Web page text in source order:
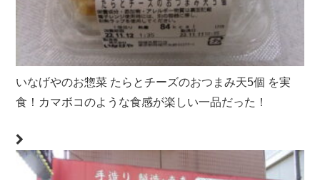
いなげやのお惣菜 たらとチーズのおつまみ天5個 を実
食！カマボコのような食感が楽しい一品だった！